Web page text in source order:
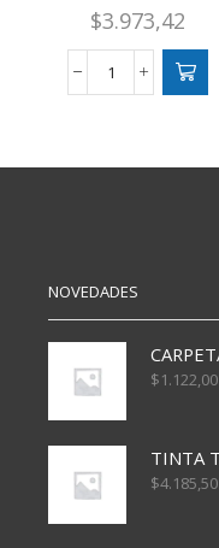
$3.973,42
BASTIDOR
CM
NOVEDADES
$1.122,00
$4.185,50